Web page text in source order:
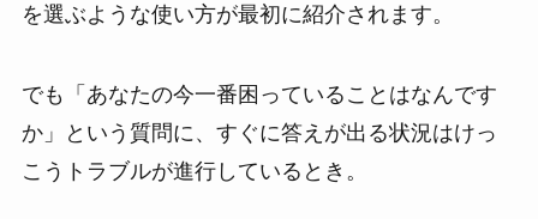
を選ぶような使い方が最初に紹介されます。
でも「あなたの今一番困っていることはなんです
か」という質問に、すぐに答えが出る状況はけっ
こうトラブルが進行しているとき。